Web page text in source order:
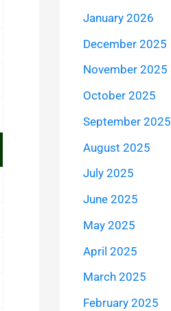
January 2026
December 2025
November 2025
October 2025
September 2025
August 2025
July 2025
June 2025
May 2025
April 2025
March 2025
February 2025